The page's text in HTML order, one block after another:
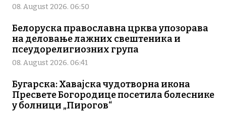
08. August 2026. 06:50
Белоруска православна црква упозорава
на деловање лажних свештеника и
псеудорелигиозних група
08. August 2026. 06:41
Бугарска: Хавајска чудотворна икона
Пресвете Богородице посетила болеснике
у болници „Пирогов“